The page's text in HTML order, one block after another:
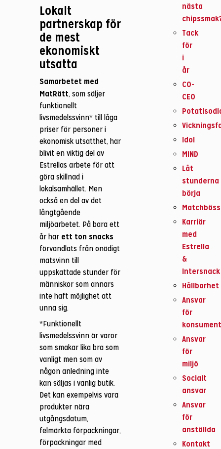
Lokalt
partnerskap för
de mest
ekonomiskt
utsatta
Samarbetet med
MatRätt, som säljer
funktionellt
livsmedelssvinn* till låga
priser för personer i
ekonomisk utsatthet, har
blivit en viktig del av
Estrellas arbete för att
göra skillnad i
lokalsamhället. Men
också en del av det
långtgående
miljöarbetet. På bara ett
år har ett ton snacks
förvandlats från onödigt
matsvinn till
uppskattade stunder för
människor som annars
inte haft möjlighet att
unna sig.
*Funktionellt
livsmedelssvinn är varor
som smakar lika bra som
vanligt men som av
någon anledning inte
kan säljas i vanlig butik.
Det kan exempelvis vara
produkter nära
utgångsdatum,
felmärkta förpackningar,
förpackningar med
nästa
Tack
för
i
år
CO-
CEO
Idol
MIND
Låt
stunderna
börja
Karriär
med
Estrella
&
Intersnack
Hållbarhet
Ansvar
för
Ansvar
för
miljö
Socialt
ansvar
Ansvar
för
anställda
Kontakt